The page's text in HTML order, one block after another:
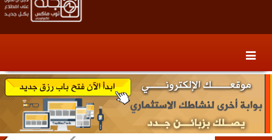
content
secondary
content